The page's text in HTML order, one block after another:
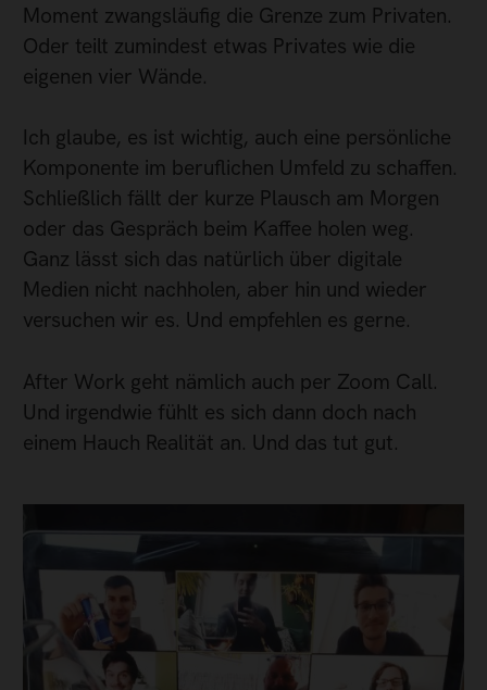
Moment zwangsläufig die Grenze zum Privaten.
Oder teilt zumindest etwas Privates wie die
eigenen vier Wände.
Ich glaube, es ist wichtig, auch eine persönliche
Komponente im beruflichen Umfeld zu schaffen.
Schließlich fällt der kurze Plausch am Morgen
oder das Gespräch beim Kaffee holen weg.
Ganz lässt sich das natürlich über digitale
Medien nicht nachholen, aber hin und wieder
versuchen wir es. Und empfehlen es gerne.
After Work geht nämlich auch per Zoom Call.
Und irgendwie fühlt es sich dann doch nach
einem Hauch Realität an. Und das tut gut.